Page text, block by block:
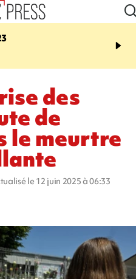
21:08
et Turquie scellent un
des
de
le meurtre
le 12 juin 2025 à 06:33